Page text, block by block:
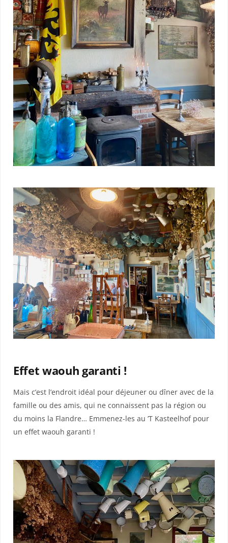
Effet waouh garanti !
Mais c’est l’endroit idéal pour déjeuner ou dîner avec de la
famille ou des amis, qui ne connaissent pas la région ou
du moins la Flandre… Emmenez-les au ’T Kasteelhof pour
un effet waouh garanti !